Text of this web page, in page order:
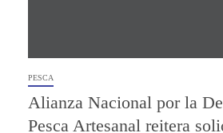
PESCA
Alianza Nacional por la
Pesca Artesanal reitera